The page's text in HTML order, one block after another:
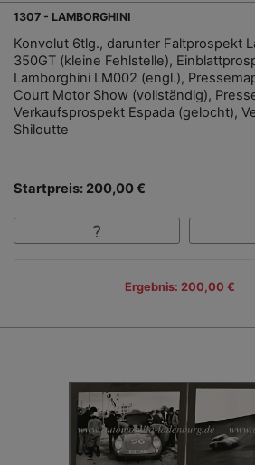
1307 - LAMBORGHINI
Konvolut 6tlg., darunter Faltprospekt
350GT (kleine Fehlstelle),
Lamborghini LM002 (engl.),
Court Motor Show (vollständig),
Verkaufsprospekt Espada (gelocht),
Shiloutte
Startpreis: 200,00 €
Ergebnis: 200,00 €